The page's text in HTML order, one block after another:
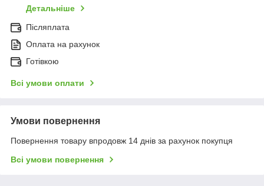
Детальніше
Післяплата
Оплата на рахунок
Готівкою
Всі умови оплати
Умови повернення
Повернення товару впродовж 14 днів за рахунок покупця
Всі умови повернення